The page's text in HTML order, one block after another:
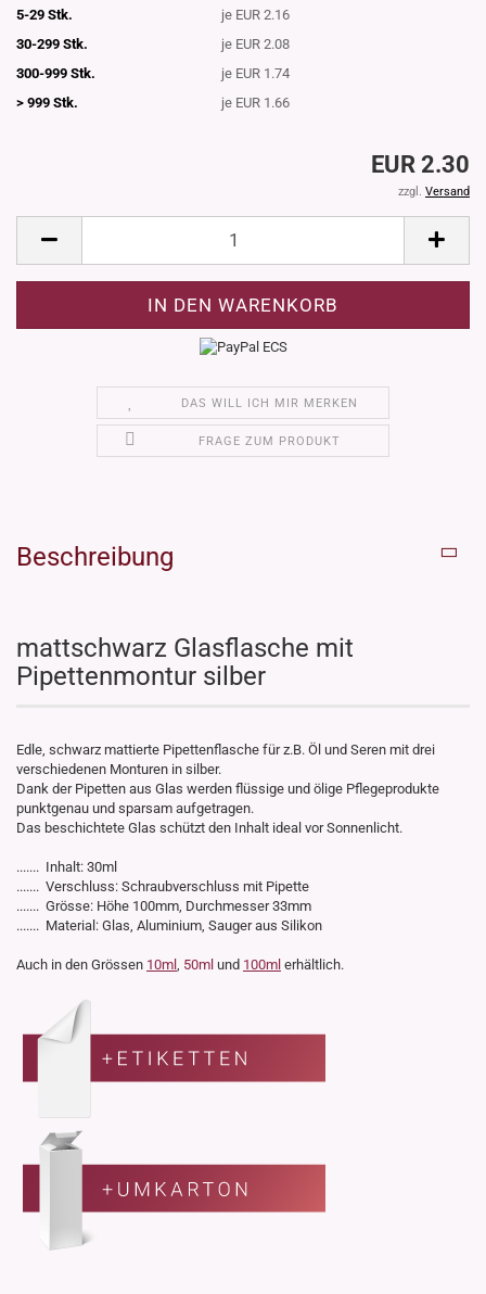
5-29 Stk.
je EUR 2.16
30-299 Stk.
je EUR 2.08
300-999 Stk.
je EUR 1.74
> 999 Stk.
je EUR 1.66
EUR 2.30
zzgl. Versand
DAS WILL ICH MIR MERKEN
FRAGE ZUM PRODUKT
Beschreibung
mattschwarz Glasflasche mit
Pipettenmontur silber
Edle, schwarz mattierte Pipettenflasche für z.B. Öl und Seren mit drei
verschiedenen Monturen in silber.
Dank der Pipetten aus Glas werden flüssige und ölige Pflegeprodukte
punktgenau und sparsam aufgetragen.
Das beschichtete Glas schützt den Inhalt ideal vor Sonnenlicht.
....... Inhalt: 30ml
....... Verschluss: Schraubverschluss mit Pipette
....... Grösse: Höhe 100mm, Durchmesser 33mm
....... Material: Glas, Aluminium, Sauger aus Silikon
Auch in den Grössen 10ml , 50ml und 100ml erhältlich.